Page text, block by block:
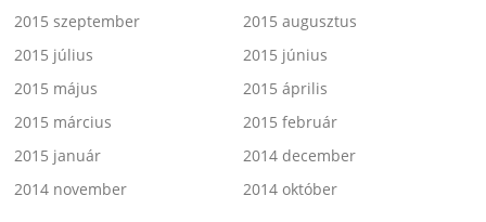
2015 szeptember
2015 augusztus
2015 július
2015 június
2015 május
2015 április
2015 március
2015 február
2015 január
2014 december
2014 november
2014 október